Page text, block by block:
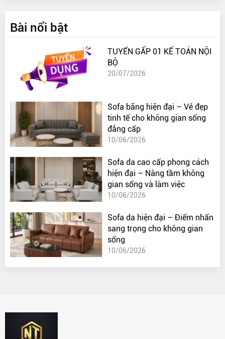
Bài nổi bật
TUYỂN GẤP 01 KẾ TOÁN NỘI
BỘ
20/07/2026
Sofa băng hiện đại – Vẻ đẹp
tinh tế cho không gian sống
đẳng cấp
10/06/2026
Sofa da cao cấp phong cách
hiện đại – Nâng tầm không
gian sống và làm việc
10/06/2026
Sofa da hiện đại – Điểm nhấn
sang trọng cho không gian
sống
10/06/2026